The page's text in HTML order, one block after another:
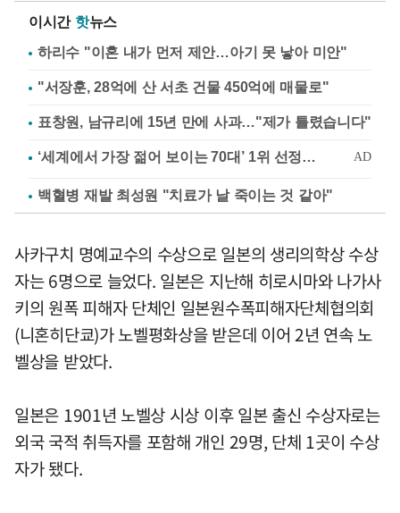
이시간 핫뉴스
하리수 "이혼 내가 먼저 제안…아기 못 낳아 미안"
"서장훈, 28억에 산 서초 건물 450억에 매물로"
표창원, 남규리에 15년 만에 사과…"제가 틀렸습니다"
백혈병 재발 최성원 "치료가 날 죽이는 것 같아"
사카구치 명예교수의 수상으로 일본의 생리의학상 수상
자는 6명으로 늘었다. 일본은 지난해 히로시마와 나가사
키의 원폭 피해자 단체인 일본원수폭피해자단체협의회
(니혼히단쿄)가 노벨평화상을 받은데 이어 2년 연속 노
벨상을 받았다.
일본은 1901년 노벨상 시상 이후 일본 출신 수상자로는
외국 국적 취득자를 포함해 개인 29명, 단체 1곳이 수상
자가 됐다.